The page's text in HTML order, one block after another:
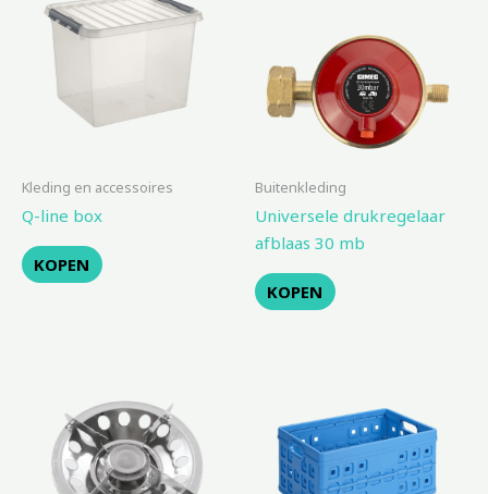
Kleding en accessoires
Q-line box
KOPEN
Buitenkleding
Universele drukregelaar
afblaas 30 mb
KOPEN